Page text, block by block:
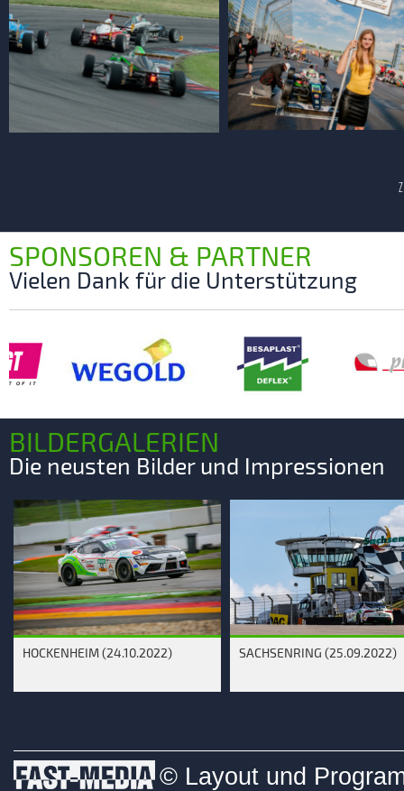
SPONSOREN & PARTNER
Vielen Dank für die Unterstützung
BILDERGALERIEN
Die neusten Bilder und Impressionen
HOCKENHEIM (24.10.2022) SACHSENRING (25.09.2022)
© Layout und